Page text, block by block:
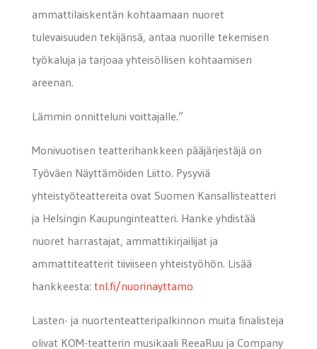
ammattilaiskentän kohtaamaan nuoret
tulevaisuuden tekijänsä, antaa nuorille tekemisen
työkaluja ja tarjoaa yhteisöllisen kohtaamisen
areenan.
Lämmin onnitteluni voittajalle.”
Monivuotisen teatterihankkeen pääjärjestäjä on
Työväen Näyttämöiden Liitto. Pysyviä
yhteistyöteattereita ovat Suomen Kansallisteatteri
ja Helsingin Kaupunginteatteri. Hanke yhdistää
nuoret harrastajat, ammattikirjailijat ja
ammattiteatterit tiiviiseen yhteistyöhön. Lisää
hankkeesta: tnl.fi/nuorinayttamo
Lasten- ja nuortenteatteripalkinnon muita finalisteja
olivat KOM-teatterin musikaali ReeaRuu ja Company